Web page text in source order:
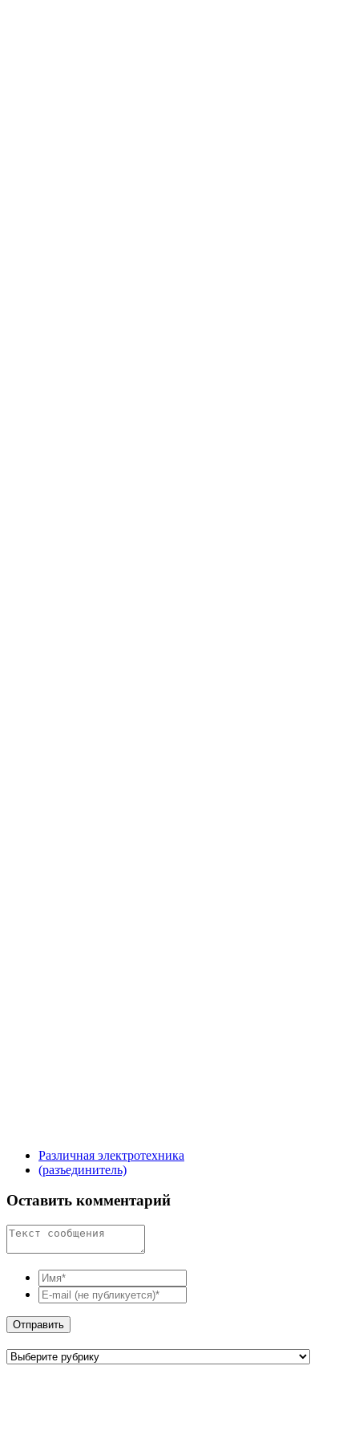
Различная электротехника
(разъединитель)
Оставить комментарий